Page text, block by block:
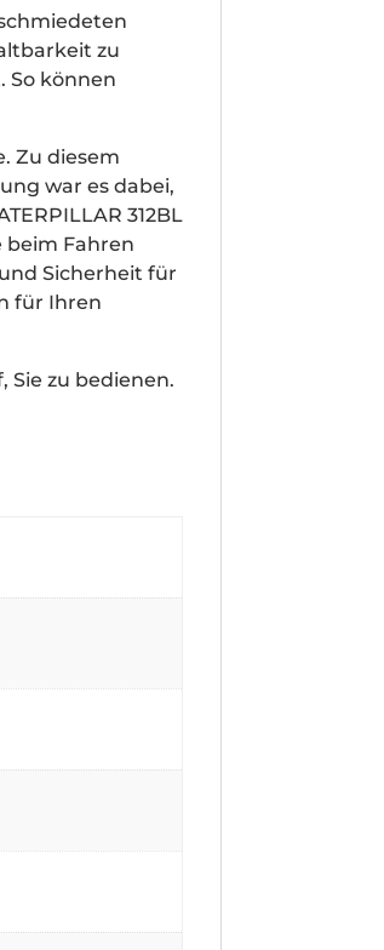
zu
So können
Zu diesem
war es dabei,
312BL
beim Fahren
Sicherheit für
für Ihren
zu bedienen.